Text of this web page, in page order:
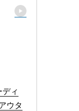
ィ
ウタ